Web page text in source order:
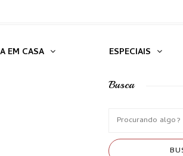
EM CASA ESPECIAIS
Busca